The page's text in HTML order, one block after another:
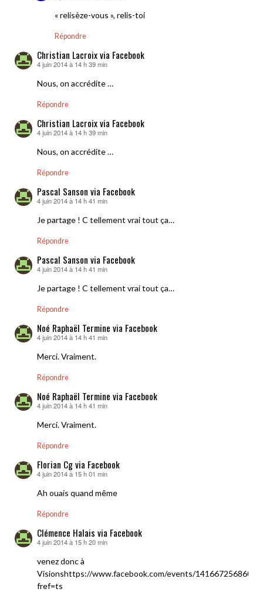
« relisèze-vous », relis-toi
Répondre
Christian Lacroix via Facebook
dit :
4 juin 2014 à 14 h 39 min
Nous, on accrédite …
Répondre
Christian Lacroix via Facebook
dit :
4 juin 2014 à 14 h 39 min
Nous, on accrédite …
Répondre
Pascal Sanson via Facebook
dit :
4 juin 2014 à 14 h 41 min
Je partage ! C tellement vrai tout ça…
Répondre
Pascal Sanson via Facebook
dit :
4 juin 2014 à 14 h 41 min
Je partage ! C tellement vrai tout ça…
Répondre
Noé Raphaël Termine via Facebook
dit :
4 juin 2014 à 14 h 41 min
Merci. Vraiment.
Répondre
Noé Raphaël Termine via Facebook
dit :
4 juin 2014 à 14 h 41 min
Merci. Vraiment.
Répondre
Florian Cg via Facebook
dit :
4 juin 2014 à 15 h 01 min
Ah ouais quand même
Répondre
Clémence Halais via Facebook
dit :
4 juin 2014 à 15 h 20 min
venez donc à
Visionshttps://www.facebook.com/events/
fref=ts